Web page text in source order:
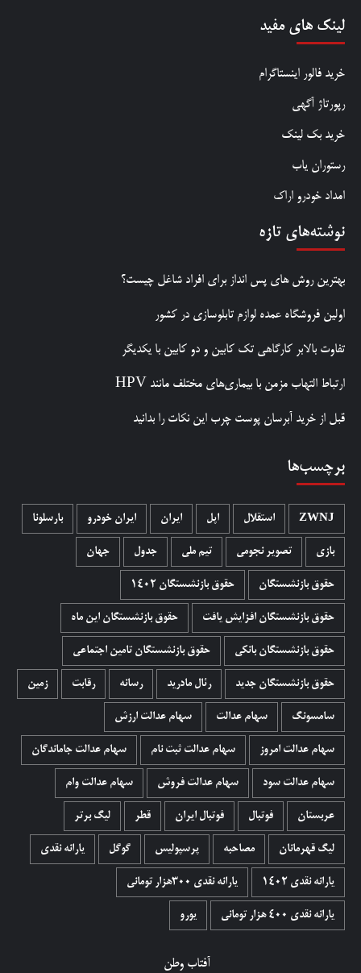
لینک های مفید
خرید فالور اینستاگرام
رپورتاژ آگهی
خرید بک لینک
رستوران یاب
امداد خودرو اراک
نوشته‌های تازه
بهترین روش‌ های پس‌ انداز برای افراد شاغل چیست؟
اولین فروشگاه عمده لوازم تابلوسازی در کشور
تفاوت بالابر کارگاهی تک کابین و دو کابین با یکدیگر
ارتباط التهاب مزمن با بیماری‌های مختلف مانند HPV
قبل از خرید آبرسان پوست چرب این نکات را بدانید
برچسب‌ها
ZWNJ استقلال اپل ایران ایران خودرو بارسلونا
بازی تصویر نجومی تیم ملی جدول جهان
حقوق بازنشستگان حقوق بازنشستگان 1402
حقوق بازنشستگان افزایش یافت حقوق بازنشستگان این ماه
حقوق بازنشستگان بانکی حقوق بازنشستگان تامین اجتماعی
حقوق بازنشستگان جدید رئال مادرید رسانه رقابت زمین
سامسونگ سهام عدالت سهام عدالت ارزش
سهام عدالت امروز سهام عدالت ثبت نام سهام عدالت جاماندگان
سهام عدالت سود سهام عدالت فروش سهام عدالت وام
عربستان فوتبال فوتبال ایران قطر لیگ برتر
لیگ قهرمانان مصاحبه پرسپولیس گوگل یارانه نقدی
یارانه نقدی 1402 یارانه نقدی ۳۰۰هزار تومانی
یارانه نقدی ۴۰۰ هزار تومانی یورو
آفتاب وطن